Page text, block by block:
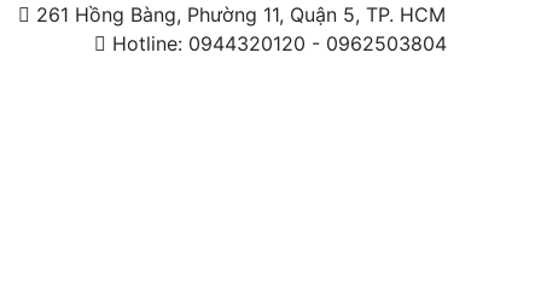
261 Hồng Bàng, Phường 11, Quận 5, TP. HCM
Hotline: 0944320120 - 0962503804